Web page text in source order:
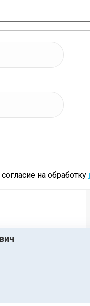
на обработку